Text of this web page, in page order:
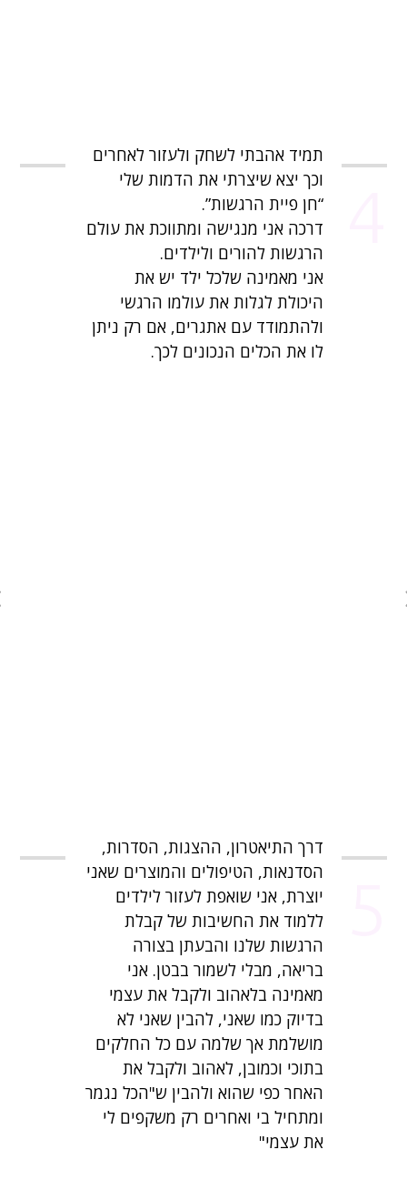
תמיד אהבתי לשחק ולעזור לאחרים
וכך יצא שיצרתי את הדמות שלי
“חן פיית הרגשות”.
דרכה אני מנגישה ומתווכת את עולם
הרגשות להורים ולילדים.
אני מאמינה שלכל ילד יש את
היכולת לגלות את עולמו הרגשי
ולהתמודד עם אתגרים, אם רק ניתן
לו את הכלים הנכונים לכך.
דרך התיאטרון, ההצגות, הסדרות,
הסדנאות, הטיפולים והמוצרים שאני
יוצרת, אני שואפת לעזור לילדים
ללמוד את החשיבות של קבלת
הרגשות שלנו והבעתן בצורה
בריאה, מבלי לשמור בבטן. אני
מאמינה בלאהוב ולקבל את עצמי
בדיוק כמו שאני, להבין שאני לא
מושלמת אך שלמה עם כל החלקים
בתוכי וכמובן, לאהוב ולקבל את
האחר כפי שהוא ולהבין ש"הכל נגמר
ומתחיל בי ואחרים רק משקפים לי
את עצמי"